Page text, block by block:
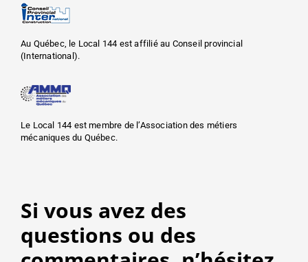
Au Québec, le Local 144 est affilié au Conseil provincial
(International).
Le Local 144 est membre de l’Association des métiers
mécaniques du Québec.
Si vous avez des
questions ou des